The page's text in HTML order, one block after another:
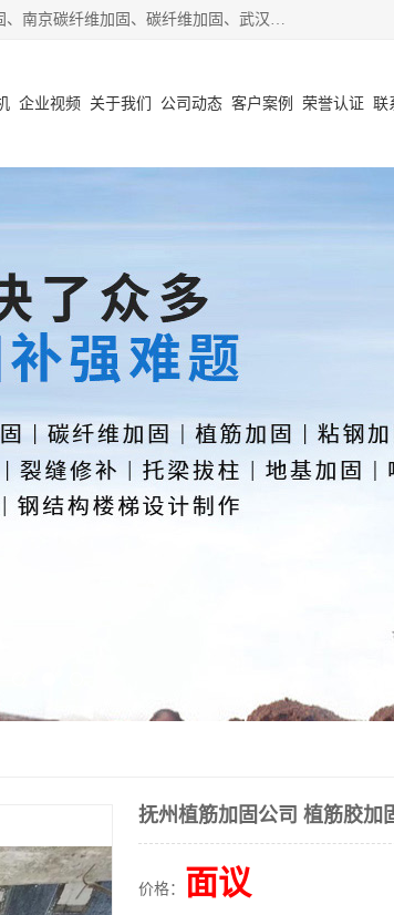
安徽泽西项目管理有限公司主营安徽合肥碳纤维加固、阜阳碳纤维加固、江西碳纤维加固、南京碳纤维加固、碳纤维加固、武汉碳纤维加固等业务，业务覆盖范围：安徽合肥、阜阳、江西、南京、武汉等区域。公司在钢筋混凝土结构改造加固、砌体结构改造加固、设计变更、结构改造加固、质量缺陷加固、地基加固等各加固改造领域具有优良的设计及施工经验。
企业视频 关于我们 公司动态 客户案例 荣誉认证 联
抚州植筋加固公司 植筋胶加
价格： 面议